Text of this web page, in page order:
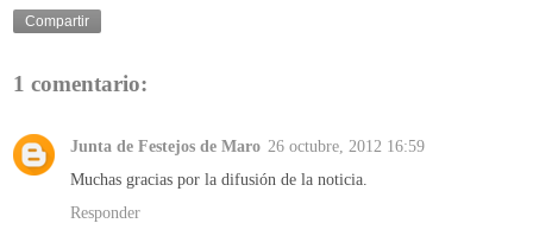
Compartir
1 comentario:
Junta de Festejos de Maro 26 octubre, 2012 16:59
Muchas gracias por la difusión de la noticia.
Responder